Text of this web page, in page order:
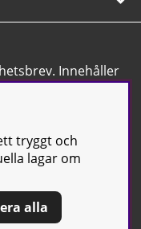
Innehåller
| All rights reserved
tryggt och
lagar om
alla